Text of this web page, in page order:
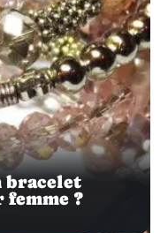
bracelet
femme ?